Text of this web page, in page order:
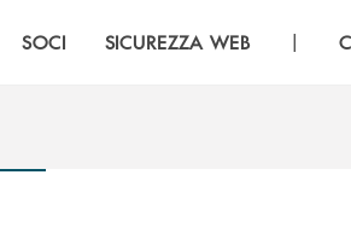
SOCI SICUREZZA WEB |